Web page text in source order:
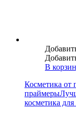
В
Косметика от
праймеры
косметика